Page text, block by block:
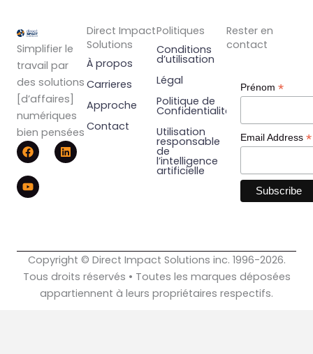
Simplifier le
travail par
des solutions
[d’affaires]
numériques
bien pensées
F
a
c
e
b
o
L
i
n
Y
o
u
t
u
b
Direct Impact
Solutions
À propos
Carrieres
Approche
Contact
Politiques
Conditions
d’utilisation
Légal
Politique de
Confidentialité
Utilisation
responsable
de
l’intelligence
artificielle
Rester en
contact
Prénom *
Email Address *
Copyright © Direct Impact Solutions inc. 1996-2026.
Tous droits réservés • Toutes les marques déposées
appartiennent à leurs propriétaires respectifs.